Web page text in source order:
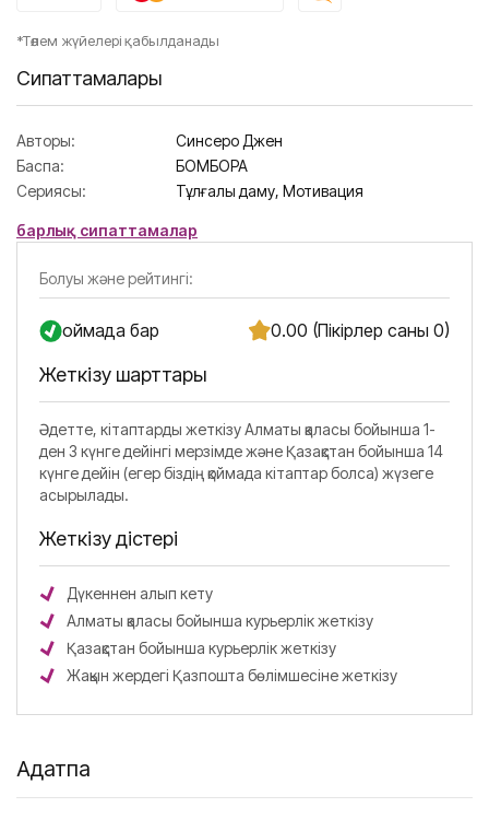
*Төлем жүйелері қабылданады
Сипаттамалары
Авторы:
Синсеро Джен
Баспа:
БОМБОРА
Сериясы:
Тұлғалық даму, Мотивация
барлық сипаттамалар
Болуы және рейтингі:
Қоймада бар 0.00 (Пікірлер саны 0)
Жеткізу шарттары
Әдетте, кітаптарды жеткізу Алматы қаласы бойынша 1-
ден 3 күнге дейінгі мерзімде және Қазақстан бойынша 14
күнге дейін (егер біздің қоймада кітаптар болса) жүзеге
асырылады.
Жеткізу әдістері
Дүкеннен алып кету
Алматы қаласы бойынша курьерлік жеткізу
Қазақстан бойынша курьерлік жеткізу
Жақын жердегі Қазпошта бөлімшесіне жеткізу
Аңдатпа